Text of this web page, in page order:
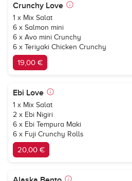
Crunchy Love
1 x Mix Salat
6 x Salmon mini
6 x Avo mini Crunchy
6 x Teriyaki Chicken Crunchy
19,00 €
Ebi Love
1 x Mix Salat
2 x Ebi Nigiri
6 x Ebi Tempura Maki
6 x Fuji Crunchy Rolls
20,00 €